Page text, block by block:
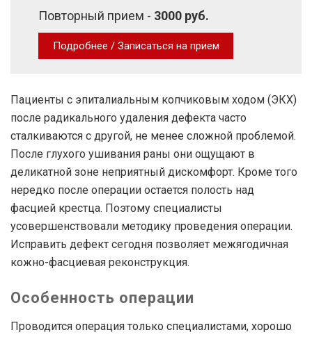
Повторный прием - 3000 руб.
Подробнее / Записаться на прием
Пациенты с эпиталиальным копчиковым ходом (ЭКХ)
после радикального удаления дефекта часто
сталкиваются с другой, не менее сложной проблемой.
После глухого ушивания раны они ощущают в
деликатной зоне неприятный дискомфорт. Кроме того
нередко после операции остается полость над
фасцией крестца. Поэтому специалисты
усовершенствовали методику проведения операции.
Исправить дефект сегодня позволяет межягодичная
кожно-фасциевая реконструкция.
Особенность операции
Проводится операция только специалистами, хорошо